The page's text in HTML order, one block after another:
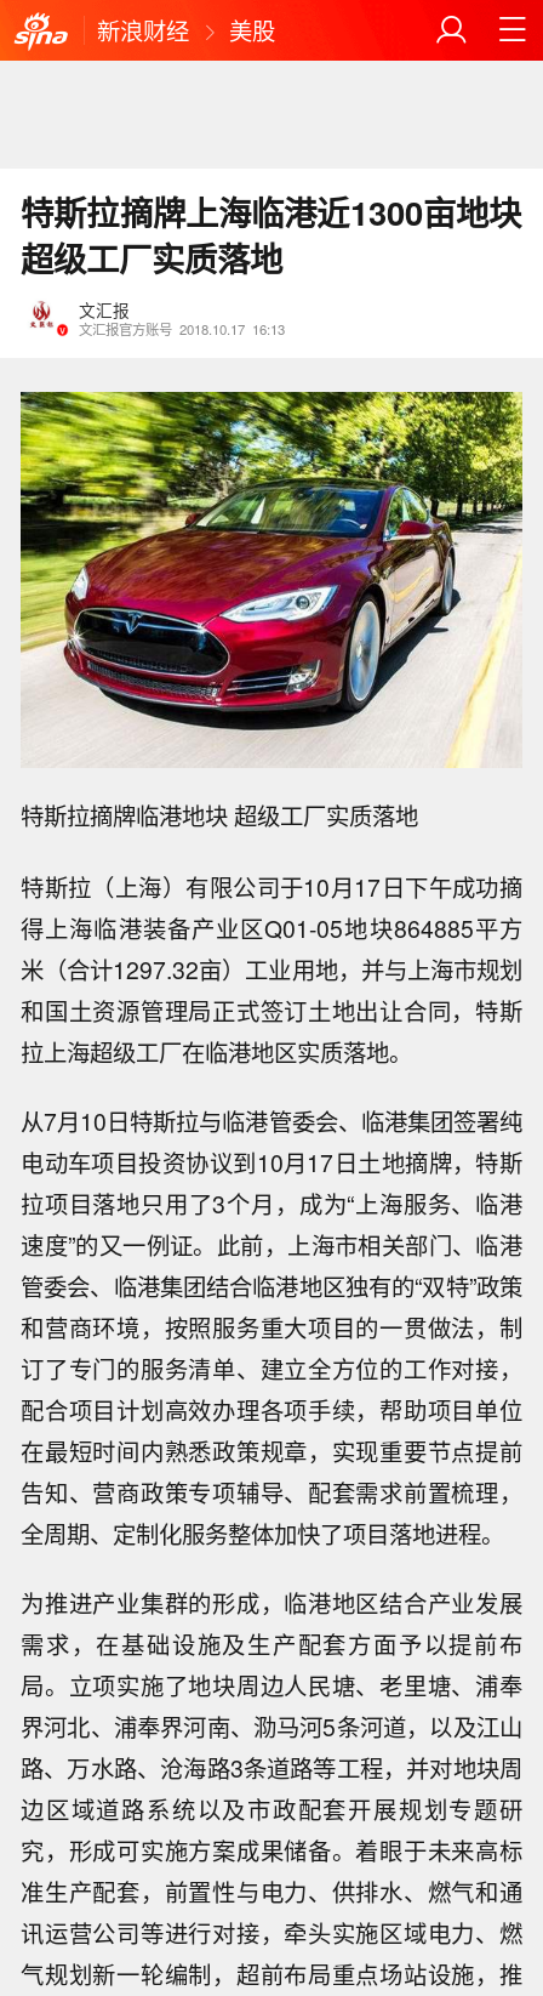
新浪财经 美股
特斯拉摘牌上海临港近1300亩地块
超级工厂实质落地
文汇报
文汇报官方账号 2018.10.17 16:13
特斯拉摘牌临港地块 超级工厂实质落地
特斯拉（上海）有限公司于10月17日下午成功摘
得上海临港装备产业区Q01-05地块864885平方
米（合计1297.32亩）工业用地，并与上海市规划
和国土资源管理局正式签订土地出让合同，特斯
拉上海超级工厂在临港地区实质落地。
从7月10日特斯拉与临港管委会、临港集团签署纯
电动车项目投资协议到10月17日土地摘牌，特斯
拉项目落地只用了3个月，成为“上海服务、临港
速度”的又一例证。此前，上海市相关部门、临港
管委会、临港集团结合临港地区独有的“双特”政策
和营商环境，按照服务重大项目的一贯做法，制
订了专门的服务清单、建立全方位的工作对接，
配合项目计划高效办理各项手续，帮助项目单位
在最短时间内熟悉政策规章，实现重要节点提前
告知、营商政策专项辅导、配套需求前置梳理，
全周期、定制化服务整体加快了项目落地进程。
为推进产业集群的形成，临港地区结合产业发展
需求，在基础设施及生产配套方面予以提前布
局。立项实施了地块周边人民塘、老里塘、浦奉
界河北、浦奉界河南、泐马河5条河道，以及江山
路、万水路、沧海路3条道路等工程，并对地块周
边区域道路系统以及市政配套开展规划专题研
究，形成可实施方案成果储备。着眼于未来高标
准生产配套，前置性与电力、供排水、燃气和通
讯运营公司等进行对接，牵头实施区域电力、燃
气规划新一轮编制，超前布局重点场站设施，推